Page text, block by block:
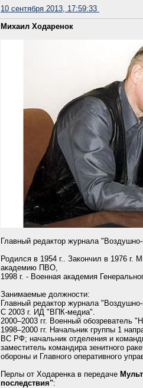
10 сентября 2013, 17:59:33
Михаил Ходаренок
Главный редактор журнала
Родился в 1954 г.. Закончил в 1976 г.
академию ПВО,
1998 г. - Военная академия
Занимаемые должности:
Главный редактор журнала
С 2003 г. ИД "ВПК-медиа".
2000–2003 гг. Военный обозреватель
1998–2000 гг. Начальник группы 1
ВС РФ; начальник отделения и
заместитель командира зенитного
обороны и Главного оперативного
Перлы от Ходаренка в передаче
последствия":